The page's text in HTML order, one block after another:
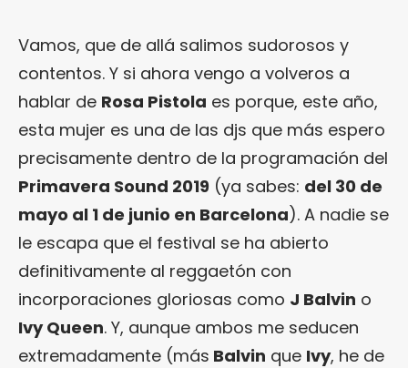
Vamos, que de allá salimos sudorosos y
contentos. Y si ahora vengo a volveros a
hablar de Rosa Pistola es porque, este año,
esta mujer es una de las djs que más espero
precisamente dentro de la programación del
Primavera Sound 2019 (ya sabes: del 30 de
mayo al 1 de junio en Barcelona). A nadie se
le escapa que el festival se ha abierto
definitivamente al reggaetón con
incorporaciones gloriosas como J Balvin o
Ivy Queen. Y, aunque ambos me seducen
extremadamente (más Balvin que Ivy, he de